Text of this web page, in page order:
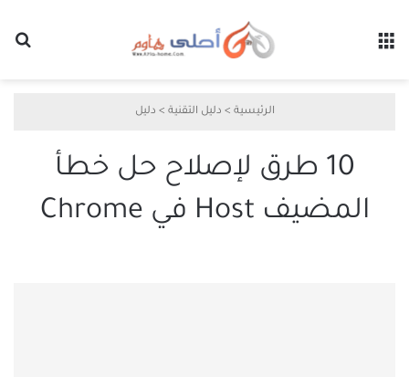
الرئيسية > دليل التقنية > دليل
10 طرق لإصلاح حل خطأ
المضيف Host في Chrome